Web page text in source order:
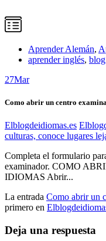
Aprender Alemán,
aprender inglés,
27Mar
Como abrir un centro
Elblogdeidiomas.es
culturas, conoce lugares
Completa el formulario
examinador. COMO
IDIOMAS Abrir...
La entrada Como abrir un
primero en
Deja una respuesta